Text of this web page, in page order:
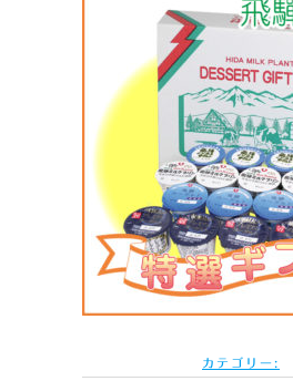
カテゴリー: